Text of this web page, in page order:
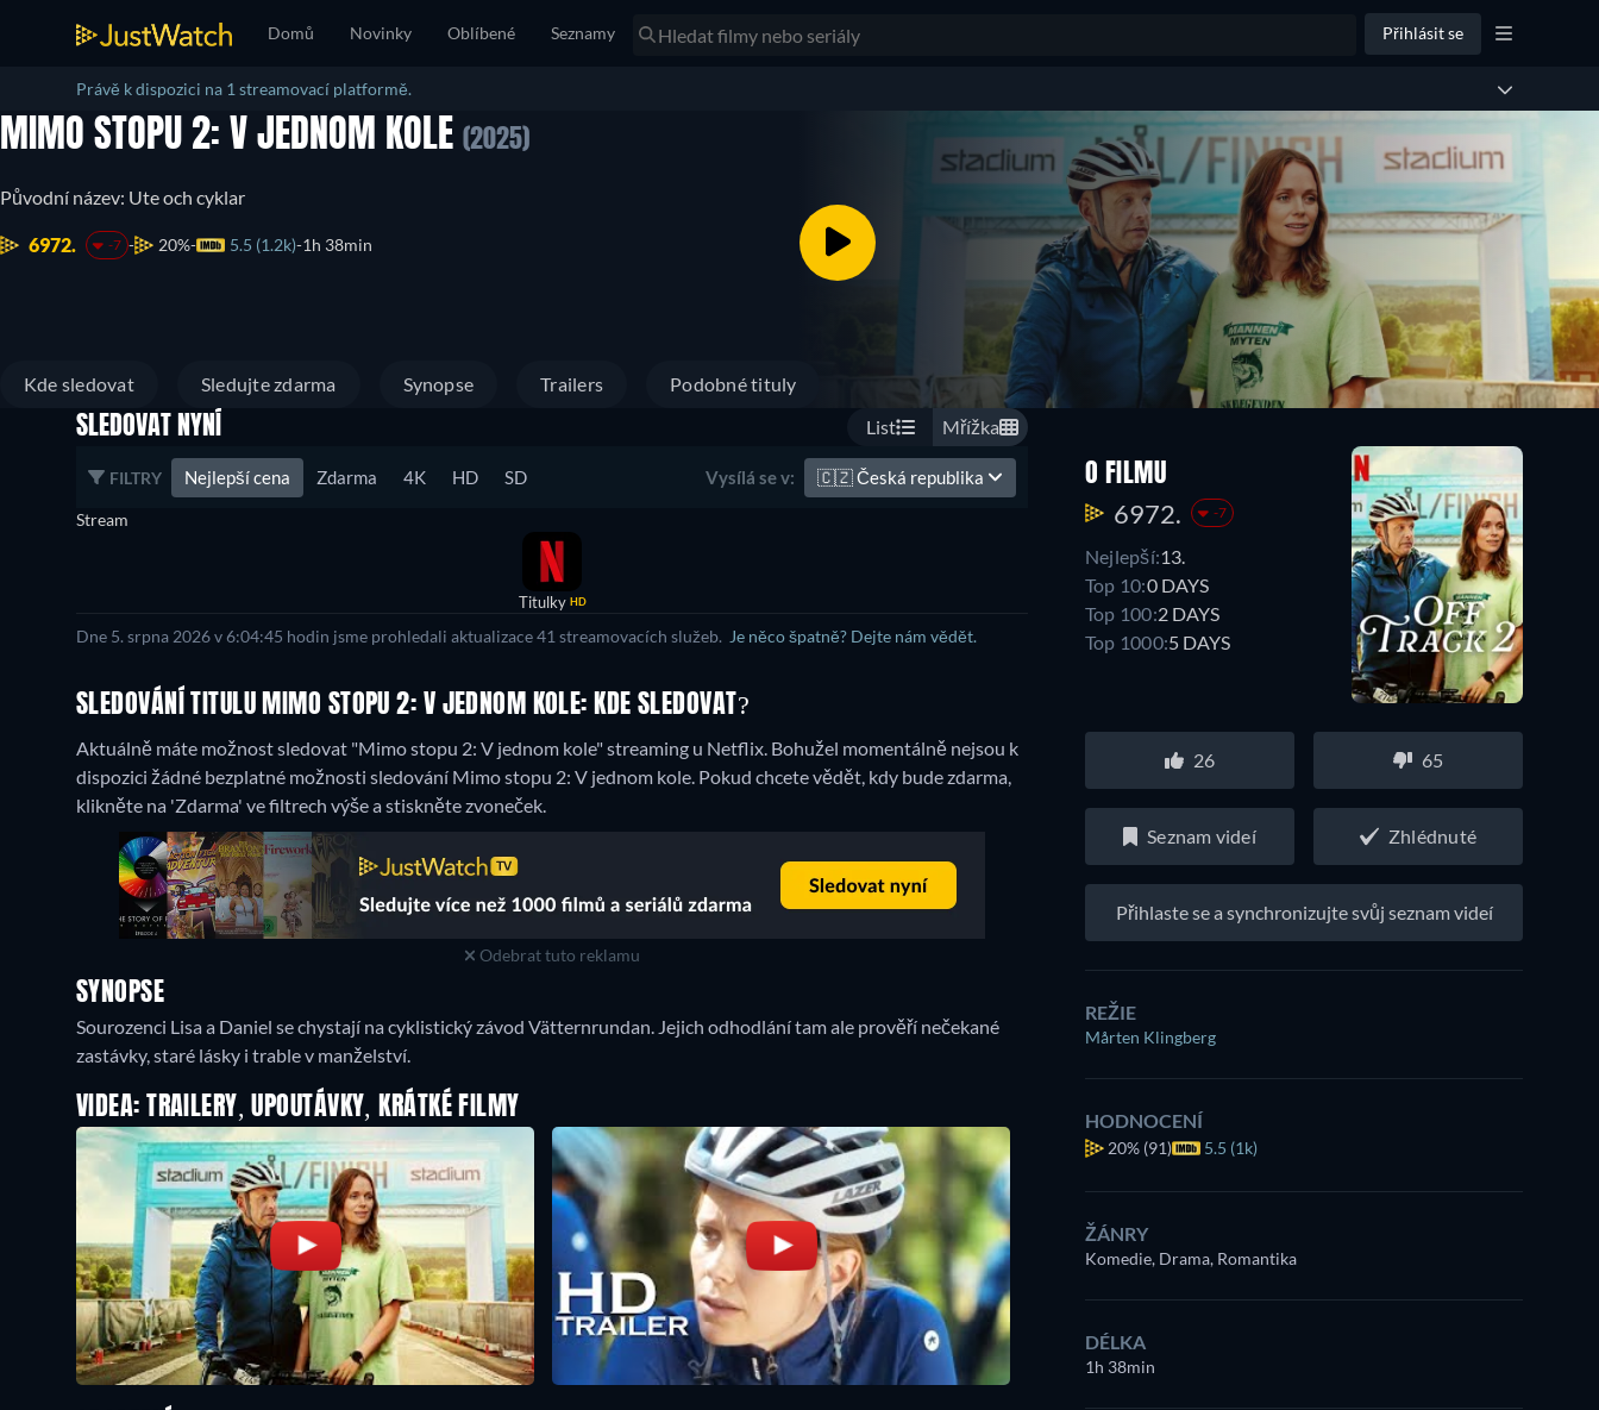
Domů Novinky Oblíbené Seznamy Přihlásit se
Právě k dispozici na 1 streamovací platformě.
MIMO STOPU 2: V JEDNOM KOLE (2025)
Původní název: Ute och cyklar
6972. -7 20% 5.5 (1.2k) 1h 38min
Kde sledovat Sledujte zdarma Synopse Trailers Podobné tituly
SLEDOVAT NYNÍ List Mřížka
FILTRY Nejlepší cena Zdarma 4K HD SD Vysílá se v: 🇨🇿Česká republika
Stream
Titulky HD
Dne 5. srpna 2026 v 6:04:45 hodin jsme prohledali aktualizace 41 streamovacích služeb. Je něco špatně? Dejte nám vědět.
SLEDOVÁNÍ TITULU MIMO STOPU 2: V JEDNOM KOLE: KDE SLEDOVAT?
Aktuálně máte možnost sledovat "Mimo stopu 2: V jednom kole" streaming u Netflix. Bohužel momentálně nejsou k
dispozici žádné bezplatné možnosti sledování Mimo stopu 2: V jednom kole. Pokud chcete vědět, kdy bude zdarma,
klikněte na 'Zdarma' ve filtrech výše a stiskněte zvoneček.
Odebrat tuto reklamu
SYNOPSE
Sourozenci Lisa a Daniel se chystají na cyklistický závod Vätternrundan. Jejich odhodlání tam ale prověří nečekané
zastávky, staré lásky i trable v manželství.
VIDEA: TRAILERY, UPOUTÁVKY, KRÁTKÉ FILMY
O FILMU
6972. -7
Nejlepší:13.
Top 10:0 DAYS
Top 100:2 DAYS
Top 1000:5 DAYS
26 65
Seznam videí Zhlédnuté
Přihlaste se a synchronizujte svůj seznam videí
REŽIE
Mårten Klingberg
HODNOCENÍ
20% (91) 5.5 (1k)
ŽÁNRY
Komedie, Drama, Romantika
DÉLKA
1h 38min